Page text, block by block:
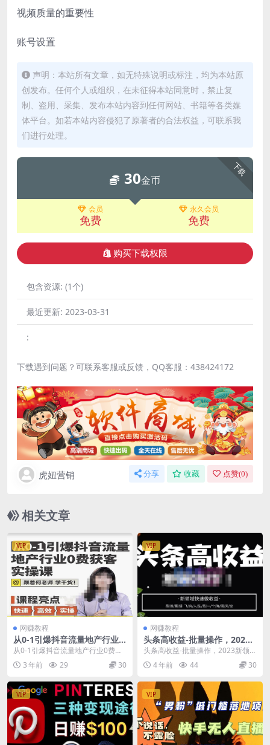
视频质量的重要性
账号设置
声明：本站所有文章，如无特殊说明或标注，均为本站原
创发布。任何个人或组织，在未征得本站同意时，禁止复
制、盗用、采集、发布本站内容到任何网站、书籍等各类媒
体平台。如若本站内容侵犯了原著者的合法权益，可联系我
们进行处理。
下载
30金币
会员
免费
永久会员
免费
购买下载权限
包含资源: (1个)
最近更新: 2023-03-31
:
下载遇到问题？可联系客服或反馈，QQ客服：438424172
虎妞营销 分享 收藏 点赞(0)
相关文章
VIP
网赚教程
从0-1引爆抖音流量地产行业0
费获客实操课，跟着地产人何
老师，快速高效实操学干货
从0-1引爆抖音流量地产行业0费获
客实操课，跟着地产人何老师，快
速高效实操学干货...
3 年前 29 30
VIP
网赚教程
头条高收益-批量操作，2023
新领域快速做收益，头条号零
基础轻松上手
头条高收益-批量操作，2023新领域
快速做收益，头条号零基础轻松上
手 课程目录：...
4 年前 44 30
VIP VIP